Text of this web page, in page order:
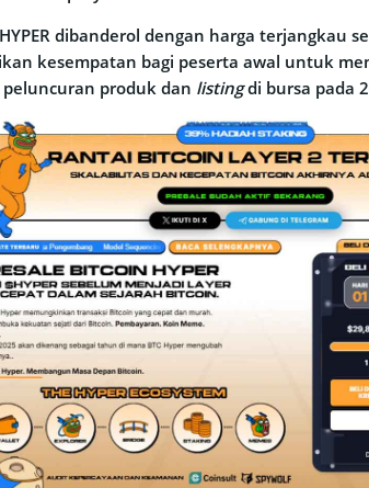
dibanderol dengan harga terjangkau
kesempatan bagi peserta awal untuk
produk dan listingdi bursa pada